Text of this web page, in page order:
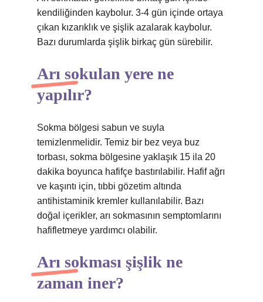
kendiliğinden kaybolur. 3-4 gün içinde ortaya
çıkan kızarıklık ve şişlik azalarak kaybolur.
Bazı durumlarda şişlik birkaç gün sürebilir.
Arı sokulan yere ne
yapılır?
Sokma bölgesi sabun ve suyla
temizlenmelidir. Temiz bir bez veya buz
torbası, sokma bölgesine yaklaşık 15 ila 20
dakika boyunca hafifçe bastırılabilir. Hafif ağrı
ve kaşıntı için, tıbbi gözetim altında
antihistaminik kremler kullanılabilir. Bazı
doğal içerikler, arı sokmasının semptomlarını
hafifletmeye yardımcı olabilir.
Arı sokması şişlik ne
zaman iner?